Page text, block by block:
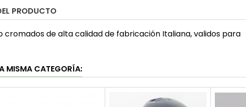
PRODUCTO
cromados de alta calidad de fabricación Italiana, validos para
MISMA CATEGORÍA: